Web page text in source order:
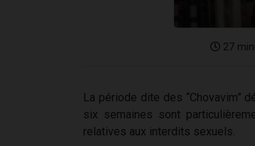
27
La période dite des “Chovavim”
six semaines sont
relatives aux interdits sexuels.